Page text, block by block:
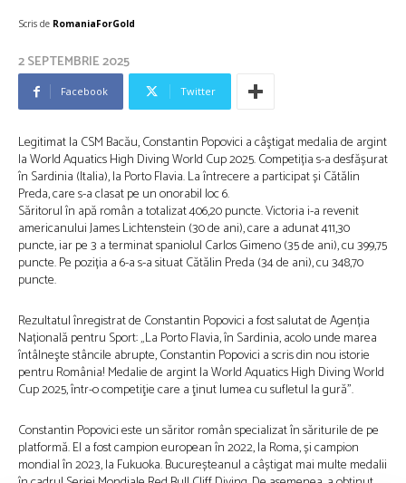
Scris de RomaniaForGold
2 SEPTEMBRIE 2025
Facebook Twitter
Legitimat la CSM Bacău, Constantin Popovici a câştigat medalia de argint
la World Aquatics High Diving World Cup 2025. Competiția s-a desfășurat
în Sardinia (Italia), la Porto Flavia. La întrecere a participat și Cătălin
Preda, care s-a clasat pe un onorabil loc 6.
Săritorul în apă român a totalizat 406,20 puncte. Victoria i-a revenit
americanului James Lichtenstein (30 de ani), care a adunat 411,30
puncte, iar pe 3 a terminat spaniolul Carlos Gimeno (35 de ani), cu 399,75
puncte. Pe poziția a 6-a s-a situat Cătălin Preda (34 de ani), cu 348,70
puncte.
Rezultatul înregistrat de Constantin Popovici a fost salutat de Agenția
Națională pentru Sport: „La Porto Flavia, în Sardinia, acolo unde marea
întâlneşte stâncile abrupte, Constantin Popovici a scris din nou istorie
pentru România! Medalie de argint la World Aquatics High Diving World
Cup 2025, într-o competiţie care a ţinut lumea cu sufletul la gură”.
Constantin Popovici este un săritor român specializat în săriturile de pe
platformă. El a fost campion european în 2022, la Roma, și campion
mondial în 2023, la Fukuoka. Bucureșteanul a câștigat mai multe medalii